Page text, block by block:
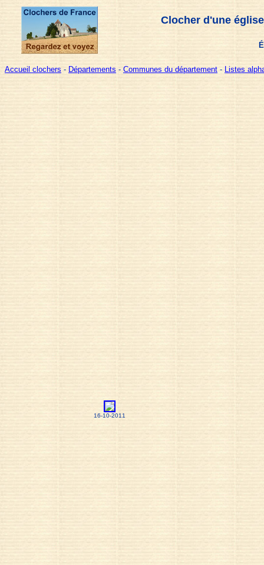
Clocher d'une
Accueil clochers - Départements - Communes du département - Listes
16-10-2011